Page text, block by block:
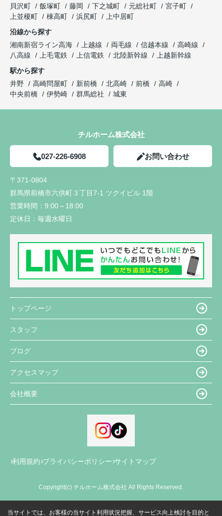
貝沢町
飯塚町 藤岡 下之城町 元総社町
宮子町
上並榎町
棟高町 浜尻町
上中居町
沿線から探す
湘南新宿ライン高海
上越線 両毛線 信越本線
高崎線
八高線
上毛電鉄 上信電鉄 北陸新幹線
上越新幹線
駅から探す
井野
高崎問屋町 新前橋 北高崎 前橋
高崎
中央前橋
伊勢崎 群馬総社 城東
チルホーム株式会社
027-226-6908 お問い合わせ
〒371-0804
群馬県前橋市六供町３丁目7-1 ツクイビル 1階
営業時間： 9:00～18:00
定休日： 毎週水曜日
トップページ
スタッフ
ブログ
アクセスマップ
会社概要
利用規約 プライバシーポリシー サイトマップ
Copyright(c) チルホーム株式会社 All Rights Reserved.
当サイトでは、お客様の当サイト利用状況把握、サービス向上検討を目的と